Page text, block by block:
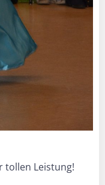
tollen Leistung!